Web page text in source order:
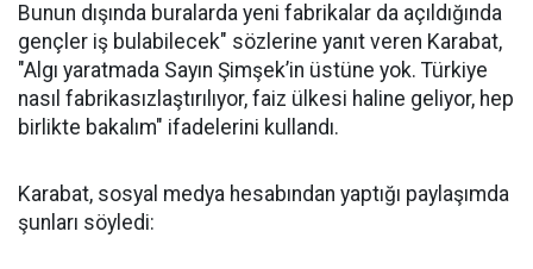
Bunun dışında buralarda yeni fabrikalar da açıldığında
gençler iş bulabilecek" sözlerine yanıt veren Karabat,
"Algı yaratmada Sayın Şimşek’in üstüne yok. Türkiye
nasıl fabrikasızlaştırılıyor, faiz ülkesi haline geliyor, hep
birlikte bakalım" ifadelerini kullandı.
Karabat, sosyal medya hesabından yaptığı paylaşımda
şunları söyledi: